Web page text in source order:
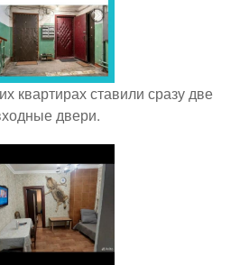
квартирах ставили сразу две
двери.